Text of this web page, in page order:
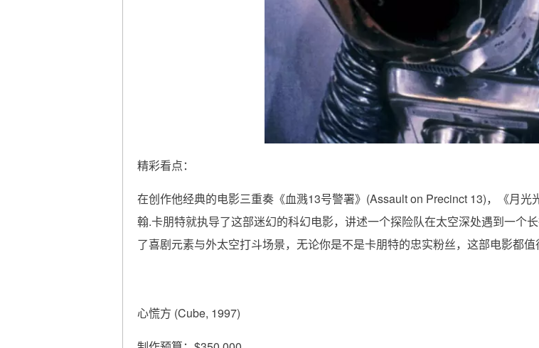
精彩看点：
在创作他经典的电影三重奏《血溅13号警署》(Assault on Precinct 13)，《月
翰.卡朋特就执导了这部迷幻的科幻电影，讲述一个探险队在太空深处遇到一个
了喜剧元素与外太空打斗场景，无论你是不是卡朋特的忠实粉丝，这部电影都值
心慌方 (Cube, 1997)